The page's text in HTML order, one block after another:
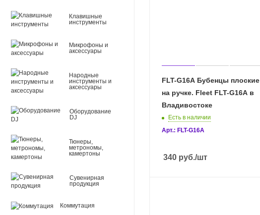
Клавишные
инструменты
Микрофоны и
аксессуары
Народные
инструменты и
аксессуары
Оборудование
DJ
Тюнеры,
метрономы,
камертоны
Сувенирная
продукция
Коммутация
FLT-G16A Бубенцы плоские
на ручке. Fleet FLT-G16A в
Владивостоке
Есть в наличии
Арт.: FLT-G16A
340 руб./шт